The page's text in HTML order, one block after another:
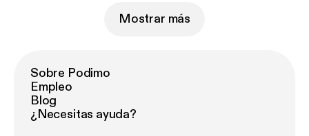
Mostrar más
Sobre Podimo
Empleo
Blog
¿Necesitas ayuda?